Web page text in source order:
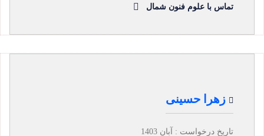
تماس با علوم فنون شمال
زهرا حسینی
تاریخ درخواست : آبان 1403